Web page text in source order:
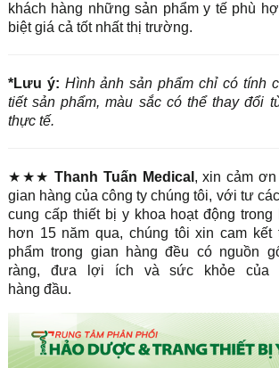
khách hàng những sản phẩm y tế phù
biệt giá cả tốt nhất thị trường.
*Lưu ý: Hình ảnh sản phẩm chỉ có tính
tiết sản phẩm, màu sắc có thể thay đổi
thực tế.
★★★Thanh Tuấn Medical , xin cảm
gian hàng của công ty chúng tôi, với tư
cung cấp thiết bị y khoa hoạt động
hơn 15 năm qua, chúng tôi xin cam kết
phẩm trong gian hàng đều có nguồn
ràng, đưa lợi ích và sức khỏe của
hàng đầu.